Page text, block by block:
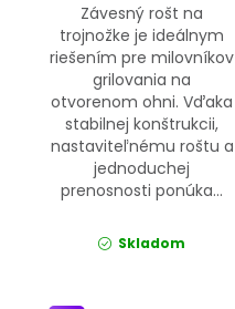
Závesný rošt na
trojnožke je ideálnym
riešením pre milovníkov
grilovania na
otvorenom ohni. Vďaka
stabilnej konštrukcii,
nastaviteľnému roštu a
jednoduchej
prenosnosti ponúka...
Skladom